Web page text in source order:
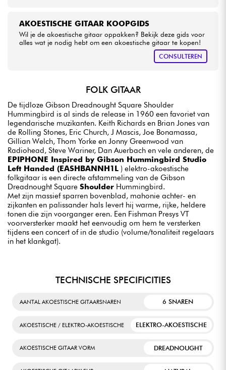
AKOESTISCHE GITAAR KOOPGIDS
Wil je de akoestische gitaar oppakken? Bekijk deze gids voor
alles wat je nodig hebt om een akoestische gitaar te kopen!
CONSULTEREN
FOLK GITAAR
De tijdloze Gibson Dreadnought Square Shoulder
Hummingbird is al sinds de release in 1960 een favoriet van
legendarische muzikanten. Keith Richards en Brian Jones van
de Rolling Stones, Eric Church, J Mascis, Joe Bonamassa,
Gillian Welch, Thom Yorke en Jonny Greenwood van
Radiohead, Steve Wariner, Dan Auerbach en vele anderen, de
EPIPHONE Inspired by Gibson Hummingbird Studio
Left Handed (EASHBANNH1L ) elektro-akoestische
folkgitaar is een directe afstammeling van de Gibson
Dreadnought Square Shoulder Hummingbird.
Met zijn massief sparren bovenblad, mahonie achter- en
zijkanten en palissander hals levert hij warme, rijke, heldere
tonen die zijn voorganger eren. Een Fishman Presys VT
voorversterker maakt het eenvoudig om hem te versterken
tijdens een concert of in de studio (volume/tonaliteit regelaars
in het klankgat).
TECHNISCHE SPECIFICITIES
AANTAL AKOESTISCHE GITAARSNAREN 6 SNAREN
AKOESTISCHE / ELEKTRO-AKOESTISCHE ELEKTRO-AKOESTISCHE
AKOESTISCHE GITAAR VORM DREADNOUGHT